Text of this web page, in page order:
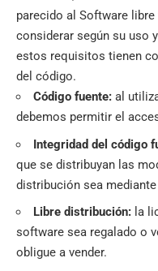
parecido al Software
considerar según su uso
estos requisitos tienen
del código.
Código fuente: al
debemos permitir el
Integridad del código
que se distribuyan las
distribución sea
Libre distribución: la
software sea regalado o
obligue a vender.